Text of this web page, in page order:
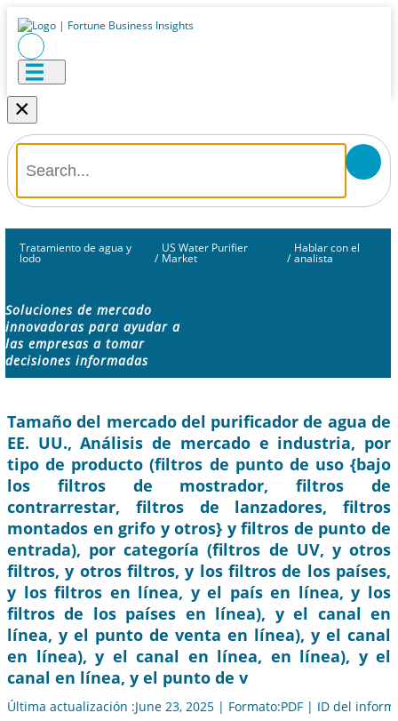
×
Tratamiento de agua y
lodo /
US Water Purifier
Market /
Hablar con el
analista
Soluciones de mercado
innovadoras para ayudar a
las empresas a tomar
decisiones informadas
Tamaño del mercado del purificador de agua de
EE. UU., Análisis de mercado e industria, por
tipo de producto (filtros de punto de uso {bajo
los filtros de mostrador, filtros de
contrarrestar, filtros de lanzadores, filtros
montados en grifo y otros} y filtros de punto de
entrada), por categoría (filtros de UV, y otros
filtros, y otros filtros, y los filtros de los países,
y los filtros en línea, y el país en línea, y los
filtros de los países en línea), y el canal en
línea, y el punto de venta en línea), y el canal
en línea), y el canal en línea, en línea), y el
canal en línea, y el punto de v
Última actualización :June 23, 2025 | Formato:PDF | ID del